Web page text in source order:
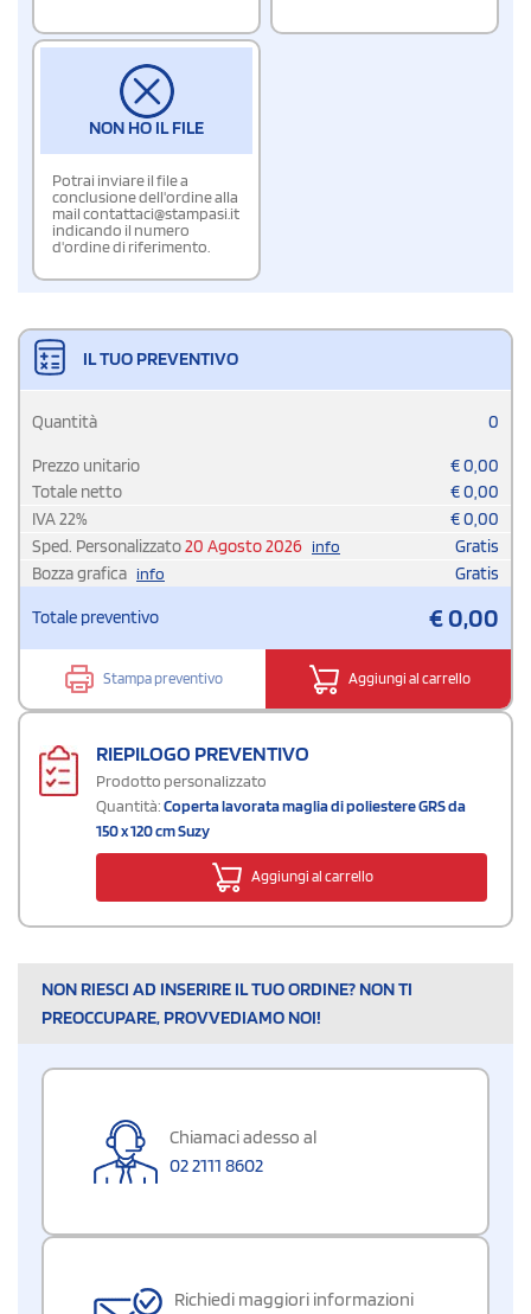
NON HO IL FILE
Potrai inviare il file a
conclusione dell'ordine alla
mail contattaci@stampasi.it
indicando il numero
d'ordine di riferimento.
IL TUO PREVENTIVO
Quantità 0
Prezzo unitario €0,00
Totale netto
€0,00
IVA22% €0,00
Sped. Personalizzato20 Agosto 2026 info
Gratis
Bozza grafica info Gratis
Totale preventivo €0,00
Stampa preventivo Aggiungi al carrello
RIEPILOGO PREVENTIVO
Prodotto personalizzato
Quantità:Coperta lavorata maglia di poliestere GRS da
150 x 120 cm Suzy
Aggiungi al carrello
NON RIESCI AD INSERIRE IL TUO ORDINE? NON TI
PREOCCUPARE, PROVVEDIAMO NOI!
Chiamaci adesso al
02 2111 8602
Richiedi maggiori informazioni